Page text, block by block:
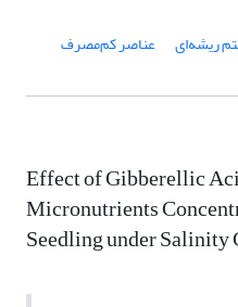
ریشه‌ای عناصر کم‌مصرف
Effect of Gibberellic
Micronutrients
Seedling under